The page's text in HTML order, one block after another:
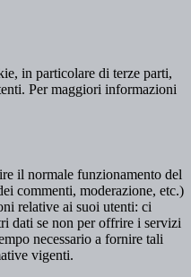
in particolare di terze parti,
Per maggiori informazioni
il normale funzionamento del
commenti, moderazione, etc.)
relative ai suoi utenti: ci
dati se non per offrire i servizi
necessario a fornire tali
vigenti.